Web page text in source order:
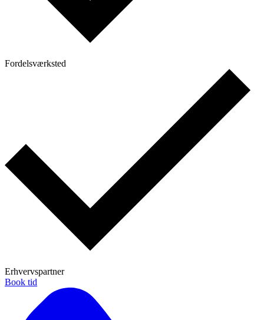
Fordelsværksted
Erhvervspartner
Book tid